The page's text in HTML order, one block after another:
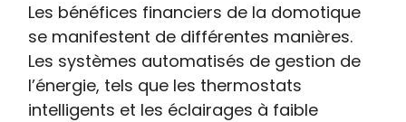
Les bénéfices financiers de la domotique
se manifestent de différentes manières.
Les systèmes automatisés de gestion de
l’énergie, tels que les thermostats
intelligents et les éclairages à faible